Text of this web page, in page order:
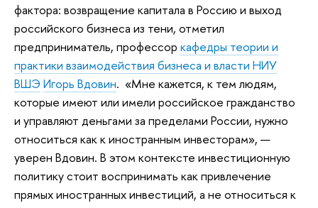
фактора: возвращение капитала в Россию и выход
российского бизнеса из тени, отметил
предприниматель, профессор кафедры теории и
практики взаимодействия бизнеса и власти НИУ
ВШЭ Игорь Вдовин. «Мне кажется, к тем людям,
которые имеют или имели российское гражданство
и управляют деньгами за пределами России, нужно
относиться как к иностранным инвесторам», —
уверен Вдовин. В этом контексте инвестиционную
политику стоит воспринимать как привлечение
прямых иностранных инвестиций, а не относиться к